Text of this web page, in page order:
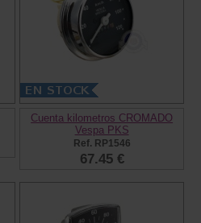
Cuenta kilometros CROMADO
Vespa PKS
Ref. RP1546
67.45 €